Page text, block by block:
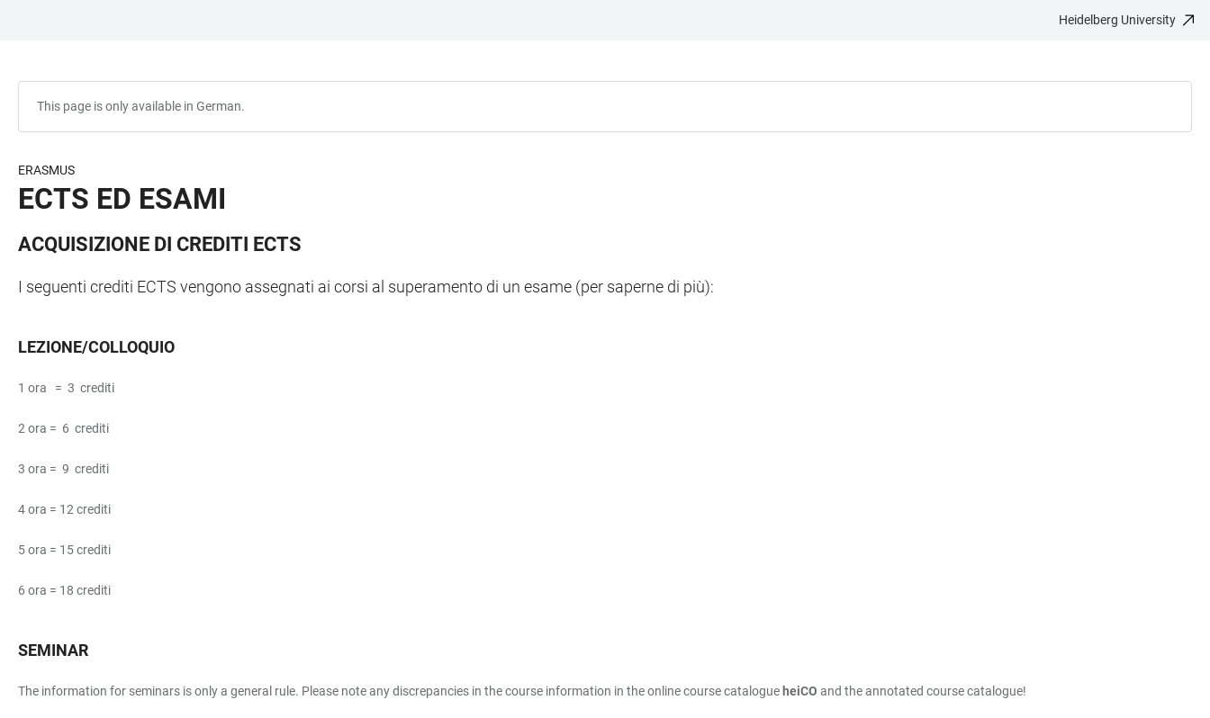
Heidelberg University
This page is only available in German.
ERASMUS
ECTS ED ESAMI
ACQUISIZIONE DI CREDITI ECTS
I seguenti crediti ECTS vengono assegnati ai corsi al superamento di un esame (per saperne di più):
LEZIONE/COLLOQUIO
1 ora = 3 crediti
2 ora = 6 crediti
3 ora = 9 crediti
4 ora = 12 crediti
5 ora = 15 crediti
6 ora = 18 crediti
SEMINAR
The information for seminars is only a general rule. Please note any discrepancies in the course information in the online course catalogue heiCO and the annotated course catalogue!